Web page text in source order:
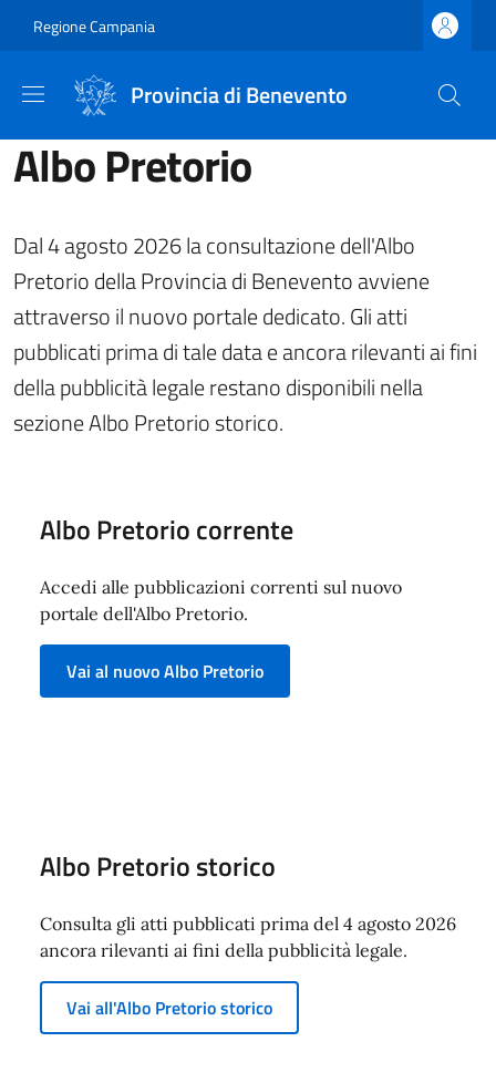
Regione Campania
Provincia di Benevento
Albo Pretorio
Dal 4 agosto 2026 la consultazione dell'Albo
Pretorio della Provincia di Benevento avviene
attraverso il nuovo portale dedicato. Gli atti
pubblicati prima di tale data e ancora rilevanti ai fini
della pubblicità legale restano disponibili nella
sezione Albo Pretorio storico.
Albo Pretorio corrente
Accedi alle pubblicazioni correnti sul nuovo
portale dell'Albo Pretorio.
Vai al nuovo Albo Pretorio
Albo Pretorio storico
Consulta gli atti pubblicati prima del 4 agosto 2026
ancora rilevanti ai fini della pubblicità legale.
Vai all'Albo Pretorio storico